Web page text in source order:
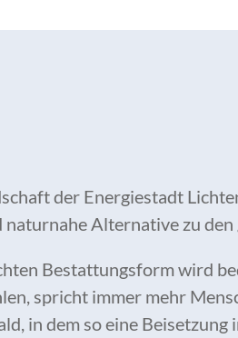
der Energiestadt
Alternative zu
Bestattungsform wird
spricht immer mehr
in dem so eine